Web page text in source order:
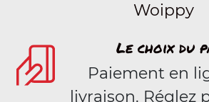
Woippy
Le choix du
Paiement en
livraison. Réglez